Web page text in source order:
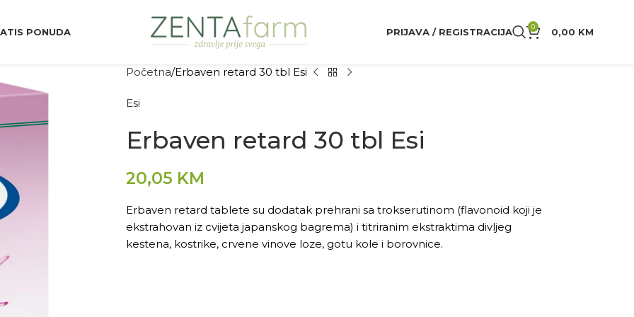
PONUDA PRIJAVA / REGISTRACIJA 0 0,00 KM
Početna Erbaven retard 30 tbl Esi
Esi
Erbaven retard 30 tbl Esi
20,05 KM
Erbaven retard tablete su dodatak prehrani sa trokserutinom (flavonoid koji je
ekstrahovan iz cvijeta japanskog bagrema) i titriranim ekstraktima divljeg
kestena, kostrike, crvene vinove loze, gotu kole i borovnice.